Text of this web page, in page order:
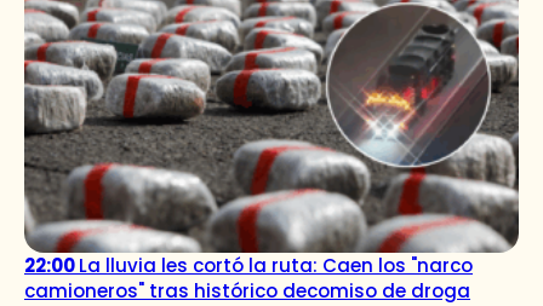
22:00La lluvia les cortó la ruta: Caen los "narco
camioneros" tras histórico decomiso de droga